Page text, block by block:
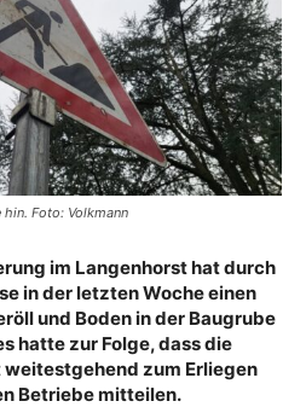
Foto: Volkmann
im Langenhorst hat durch
in der letzten Woche einen
und Boden in der Baugrube
hatte zur Folge, dass die
zum Erliegen
Betriebe mitteilen.